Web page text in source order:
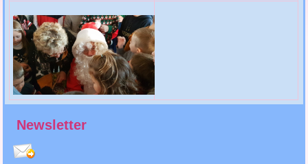
Newsletter